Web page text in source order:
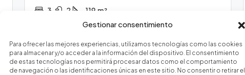
Gestionar consentimiento
Para ofrecer las mejores experiencias, utilizamos tecnologías como las cookies
para almacenar y/o acceder a la información del dispositivo. El consentimiento
de estas tecnologías nos permitirá procesar datos como el comportamiento
de navegación o las identificaciones únicas en este sitio. No consentir o retirar el
3 2 119 m²